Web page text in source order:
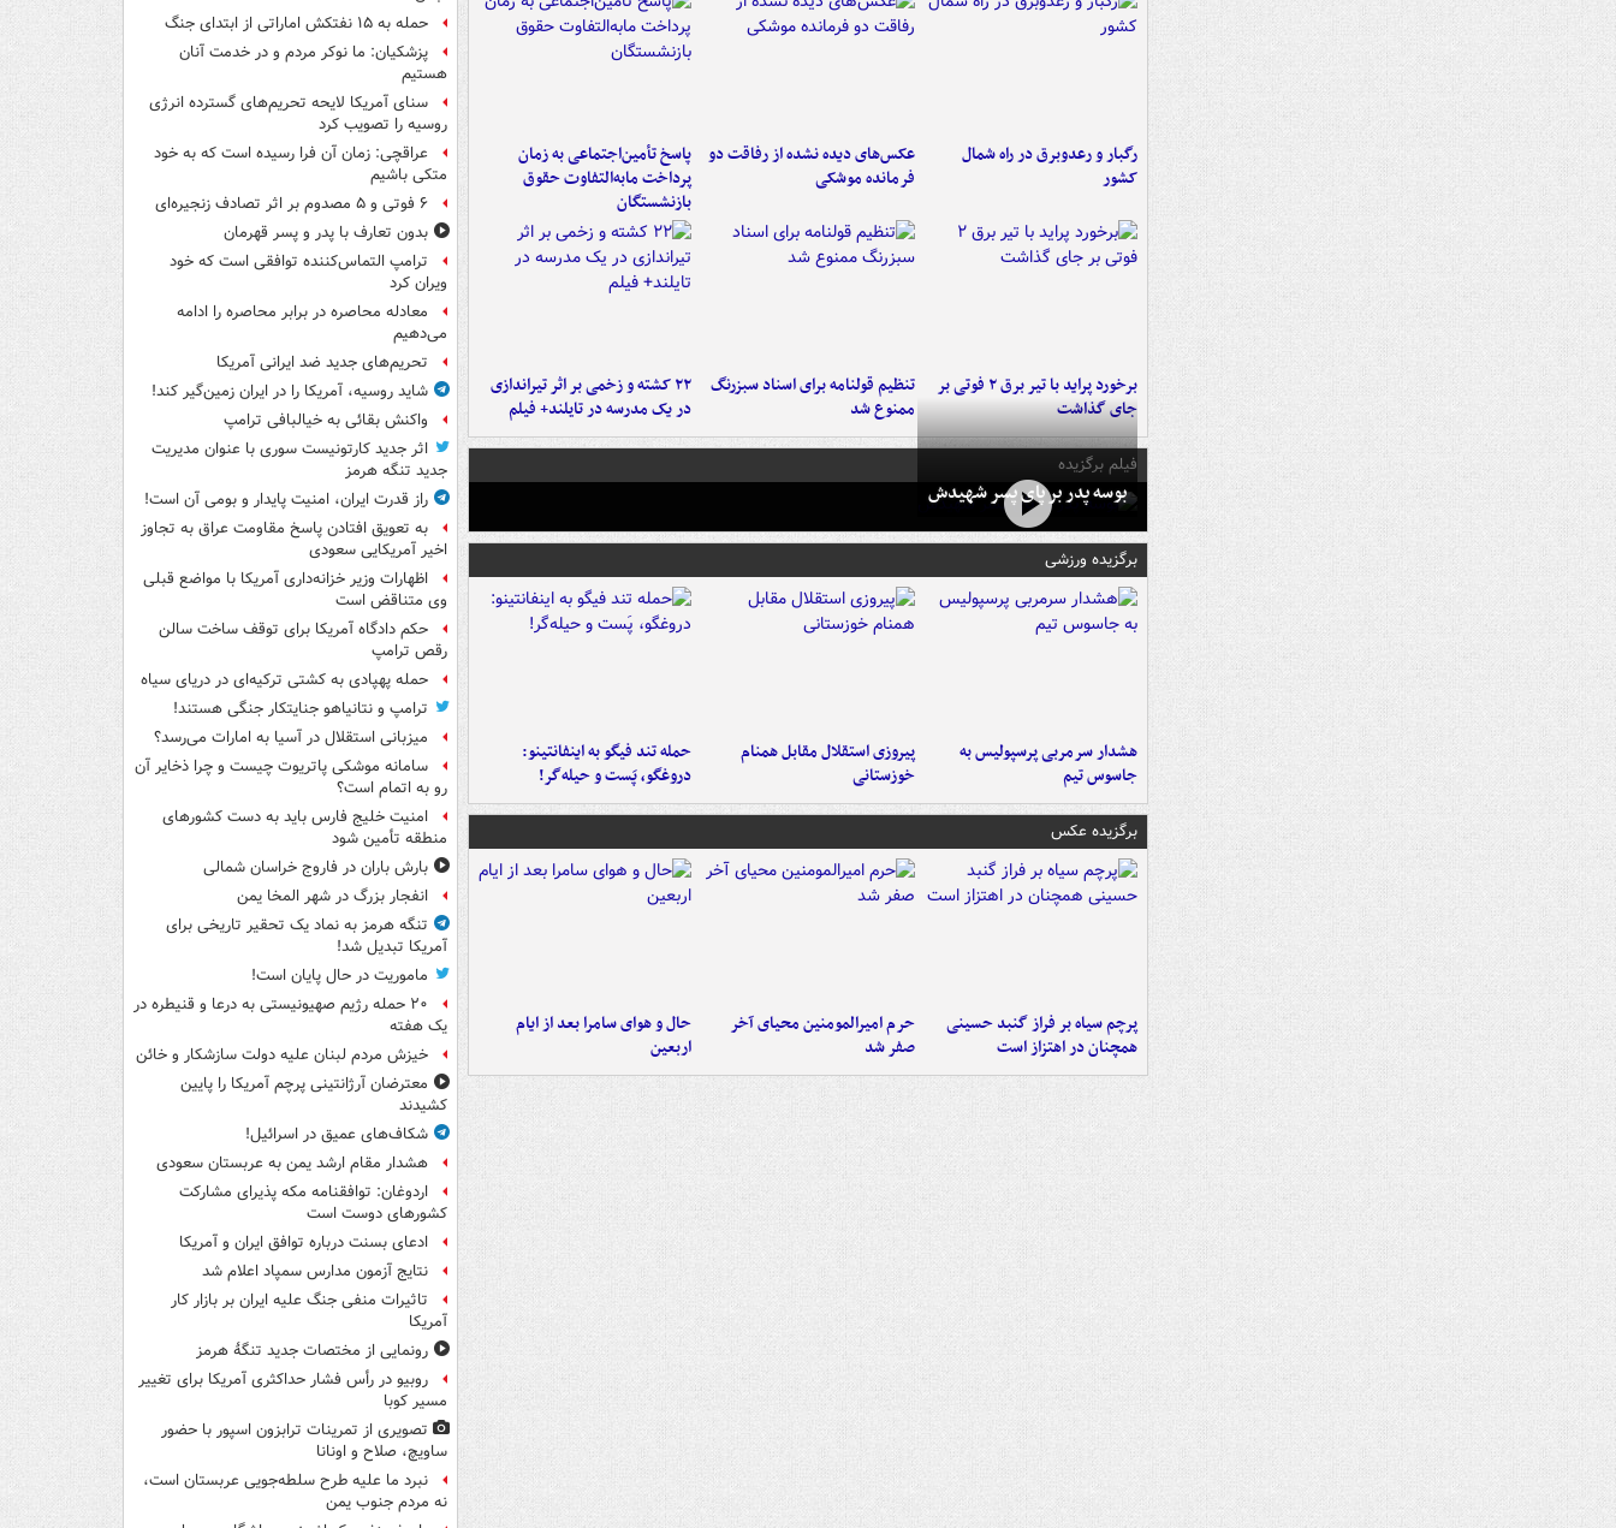
رگبار و رعدوبرق در راه شمال
کشور
عکس‌های دیده نشده از رفاقت دو
فرمانده‌ موشکی
پاسخ تأمین‌اجتماعی به زمان
پرداخت مابه‌التفاوت حقوق
بازنشستگان
برخورد پراید با تیر برق ۲ فوتی بر
جای گذاشت
تنظیم قولنامه برای اسناد سبزرنگ
ممنوع شد
۲۲ کشته و زخمی بر اثر تیراندازی
در یک مدرسه در تایلند+ فیلم
فیلم برگزیده
بوسه‌ پدر بر پای پسر شهیدش
برگزیده ورزشی
هشدار سرمربی پرسپولیس به
جاسوس تیم
پیروزی استقلال مقابل همنام
خوزستانی
حمله تند فیگو به اینفانتینو:
دروغگو، پَست‌ و حیله‌گر!
برگزیده عکس
پرچم سیاه بر فراز گنبد حسینی
همچنان در اهتزاز است
حرم امیرالمومنین محیای آخر
صفر شد
حال و هوای سامرا بعد از ایام
اربعین
حمله به ۱۵ نفتکش‌ اماراتی از ابتدای جنگ
پزشکیان: ما نوکر مردم و در خدمت آنان
هستیم
سنای آمریکا لایحه تحریم‌های گسترده انرژی
روسیه را تصویب کرد
عراقچی: زمان آن فرا رسیده است که به خود
متکی باشیم
۶ فوتی و ۵ مصدوم بر اثر تصادف زنجیره‌ای
بدون تعارف با پدر و پسر قهرمان
ترامپ التماس‌کننده توافقی است که خود
ویران کرد
معادله محاصره در برابر محاصره را ادامه
می‌دهیم
تحریم‌های جدید ضد ایرانی آمریکا
شاید روسیه، آمریکا را در ایران زمین‌گیر کند!
واکنش بقائی به خیالبافی ترامپ
اثر جدید کارتونیست سوری با عنوان مدیریت
جدید تنگه هرمز
راز قدرت ایران، امنیت پایدار و بومی آن است!
به تعویق افتادن پاسخ مقاومت عراق به تجاوز
اخیر آمریکایی سعودی
اظهارات وزیر خزانه‌داری آمریکا با مواضع قبلی
وی متناقض است
حکم دادگاه آمریکا برای توقف ساخت سالن
رقص ترامپ
حمله پهپادی به کشتی ترکیه‌ای در دریای سیاه
ترامپ و نتانیاهو جنایتکار جنگی هستند!
میزبانی استقلال در آسیا به امارات می‌رسد؟
سامانه موشکی پاتریوت چیست و چرا ذخایر آن
رو به اتمام است؟
امنیت خلیج فارس باید به دست کشورهای
منطقه تأمین شود
بارش باران در فاروج خراسان شمالی
انفجار بزرگ در شهر المخا یمن
تنگه هرمز به نماد یک تحقیر تاریخی برای
آمریکا تبدیل شد!
ماموریت در حال پایان است!
۲۰ حمله رژیم صهیونیستی به درعا و قنیطره در
یک هفته
خیزش مردم لبنان علیه دولت سازشکار و خائن
معترضان آرژانتینی پرچم آمریکا را پایین
کشیدند
شکاف‌های عمیق در اسرائیل!
هشدار مقام ارشد یمن به عربستان سعودی
اردوغان: توافقنامه مکه پذیرای مشارکت
کشورهای دوست است
ادعای بسنت درباره توافق ایران و آمریکا
نتایج آزمون مدارس سمپاد اعلام شد
تاثیرات منفی جنگ علیه ایران بر بازار کار
آمریکا
رونمایی از مختصات جدید تنگۀ هرمز
روبیو در رأس فشار حداکثری آمریکا برای تغییر
مسیر کوبا
تصویری از تمرینات ترابزون اسپور با حضور
ساویچ، صلاح و اونانا
نبرد ما علیه طرح سلطه‌جویی عربستان است،
نه مردم جنوب یمن